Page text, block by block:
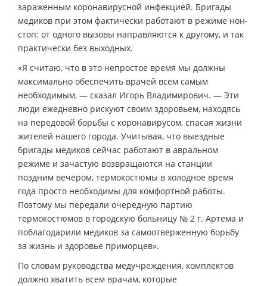
зараженным коронавирусной инфекцией. Бригады
медиков при этом фактически работают в режиме нон-
стоп: от одного вызовы направляются к другому, и так
практически без выходных.
«Я считаю, что в это непростое время мы должны
максимально обеспечить врачей всем самым
необходимым, — сказал Игорь Владимирович. — Эти
люди ежедневно рискуют своим здоровьем, находясь
на передовой борьбы с коронавирусом, спасая жизни
жителей нашего города. Учитывая, что выездные
бригады медиков сейчас работают в авральном
режиме и зачастую возвращаются на станции
поздним вечером, термокостюмы в холодное время
года просто необходимы для комфортной работы.
Поэтому мы передали очередную партию
термокостюмов в городскую больницу № 2 г. Артема и
поблагодарили медиков за самоотверженную борьбу
за жизнь и здоровье приморцев».
По словам руководства медучреждения, комплектов
должно хватить всем врачам, которые